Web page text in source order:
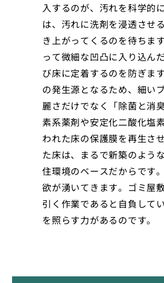
入するのが、汚れを科学的
は、汚れに洗剤を浸透させ
き上がってくるのを待ちま
って微細な凹凸に入り込ん
び床に定着するのを防ぎま
の発生源となるため、細い
麗さだけでなく「除菌と消
素系薬剤や安定化二酸化塩
われた床の保護膜を再生さ
た床は、まるで新築のよう
住環境のベースだからです
欲が湧いてきます。ゴミ屋
引く作業であると自負して
を照らす力があるのです。